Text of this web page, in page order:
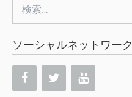
ソーシャルネットワーク